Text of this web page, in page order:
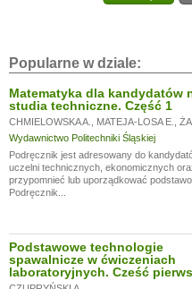
Popularne w dziale:
Matematyka dla kandydatów
studia techniczne. Część 1
CHMIELOWSKA A. MATEJA-LOSA E.
Wydawnictwo Politechniki Śląskiej
Podręcznik jest adresowany do
uczelni technicznych, ekonomicznych
przypomnieć lub uporządkować
Podręcznik...
Podstawowe technologie
spawalnicze w ćwiczeniach
laboratoryjnych. Cześć